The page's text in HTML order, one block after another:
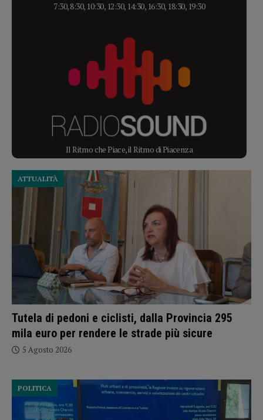
7:30, 8:30, 10:30, 12:30, 14:30, 16:30, 18:30, 19:30
Il Ritmo che Piace, il Ritmo di Piacenza
Tutela di pedoni e ciclisti, dalla Provincia 295
mila euro per rendere le strade più sicure
ATTUALITÀ
5 Agosto 2026
POLITICA